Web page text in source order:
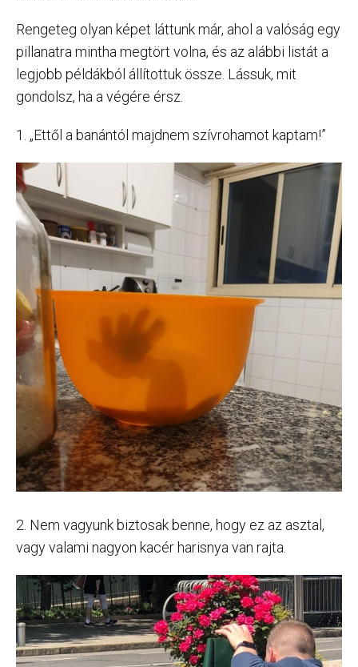
Rengeteg olyan képet láttunk már, ahol a valóság egy
pillanatra mintha megtört volna, és az alábbi listát a
legjobb példákból állítottuk össze. Lássuk, mit
gondolsz, ha a végére érsz.
1. „Ettől a banántól majdnem szívrohamot kaptam!”
2. Nem vagyunk biztosak benne, hogy ez az asztal,
vagy valami nagyon kacér harisnya van rajta.